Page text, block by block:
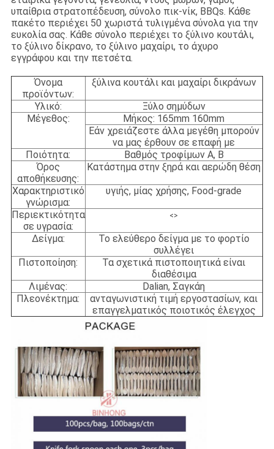
υπαίθρια στρατοπέδευση, σύνολο πικ-νίκ, BBQs. Κάθε
πακέτο περιέχει 50 χωριστά τυλιγμένα σύνολα για την
ευκολία σας. Κάθε σύνολο περιέχει το ξύλινο κουτάλι,
το ξύλινο δίκρανο, το ξύλινο μαχαίρι, το άχυρο
εγγράφου και την πετσέτα.
Όνομα
προϊόντων:
ξύλινα κουτάλι και μαχαίρι δικράνων
Υλικό:
Ξύλο σημύδων
Μέγεθος:
Μήκος: 165mm 160mm
Εάν χρειάζεστε άλλα μεγέθη μπορούν
να μας έρθουν σε επαφή με
Ποιότητα:
Βαθμός τροφίμων Α, Β
Όρος
αποθήκευσης:
Κατάστημα στην ξηρά και αερώδη θέση
Χαρακτηριστικό
γνώρισμα:
υγιής, μίας χρήσης, Food-grade
Περιεκτικότητα
σε υγρασία:
<>
Δείγμα:
Το ελεύθερο δείγμα με το φορτίο
συλλέγει
Πιστοποίηση:
Τα σχετικά πιστοποιητικά είναι
διαθέσιμα
Λιμένας:
Dalian, Σαγκάη
Πλεονέκτημα:
ανταγωνιστική τιμή εργοστασίων, και
επαγγελματικός ποιοτικός έλεγχος